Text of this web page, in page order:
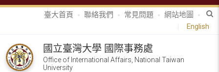
臺大首頁 聯絡我們 常見問題
網站地圖
English
國立臺灣大學 國際事務處
Office of International Affairs, National Taiwan
University